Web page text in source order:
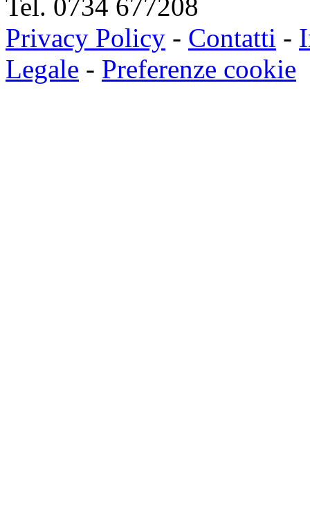
Tel. 0734 677208
Privacy Policy - Contatti -
Legale - Preferenze cookie